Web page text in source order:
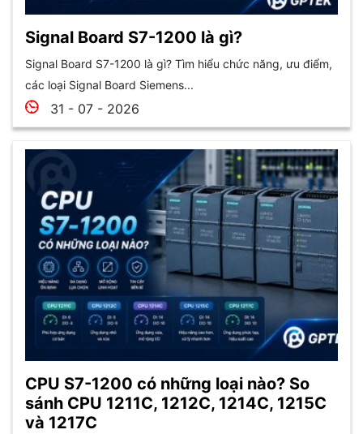
Signal Board S7-1200 là gì?
Signal Board S7-1200 là gì? Tìm hiểu chức năng, ưu điểm,
các loại Signal Board Siemens...
31 - 07 - 2026
CPU S7-1200 có những loại nào? So
sánh CPU 1211C, 1212C, 1214C, 1215C
và 1217C